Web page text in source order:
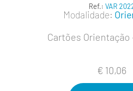
Ref.: VAR
Modalidade:
Cartões Orientação
€ 10,06